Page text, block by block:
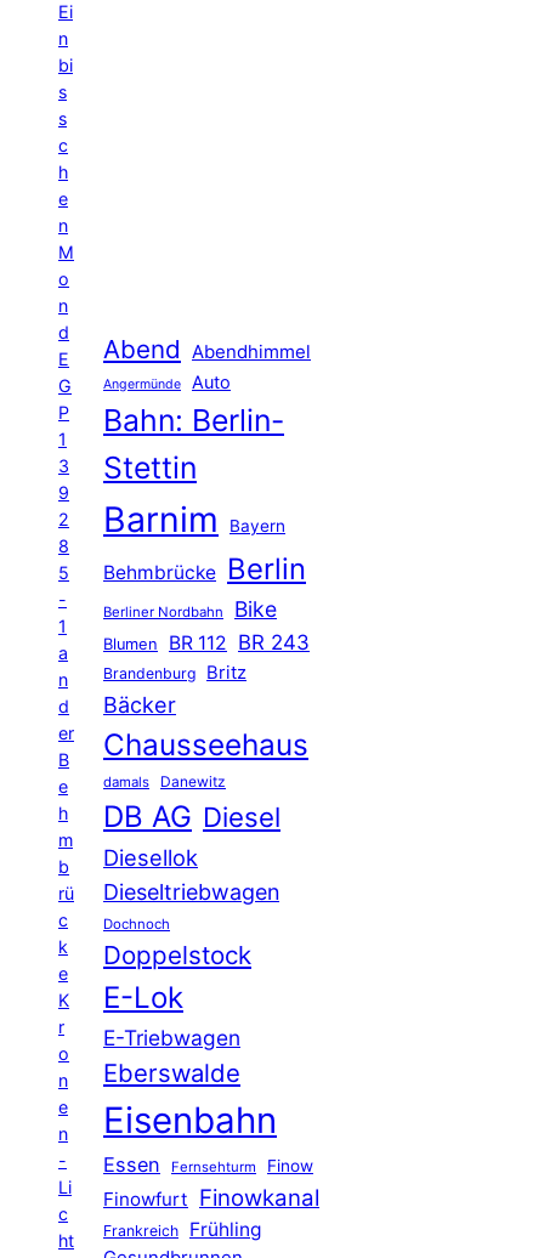
Ei
n
bi
s
s
c
h
e
n
M
o
n
d
E
G
P
1
3
9
2
8
5
-
1
a
n
d
er
B
e
h
m
b
rü
c
k
e
K
r
o
n
e
n
-
Li
c
ht
Abend Abendhimmel
Angermünde Auto
Bahn: Berlin-
Stettin
Barnim Bayern
Behmbrücke Berlin
Berliner Nordbahn Bike
Blumen BR 112 BR 243
Brandenburg Britz
Bäcker
Chausseehaus
damals Danewitz
DB AG Diesel
Diesellok
Dieseltriebwagen
Dochnoch
Doppelstock
E-Lok
E-Triebwagen
Eberswalde
Eisenbahn
Essen Fernsehturm Finow
Finowfurt Finowkanal
Frankreich Frühling